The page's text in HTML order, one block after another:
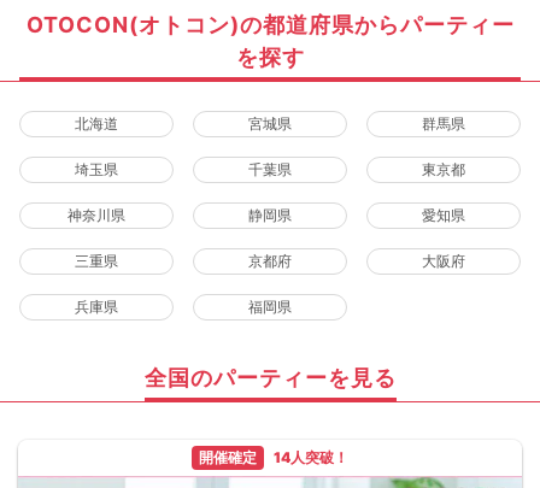
OTOCON(オトコン)の都道府県からパーティー
を探す
北海道 宮城県 群馬県
埼玉県 千葉県 東京都
神奈川県 静岡県 愛知県
三重県 京都府 大阪府
兵庫県 福岡県
全国のパーティーを見る
開催確定 14人突破！